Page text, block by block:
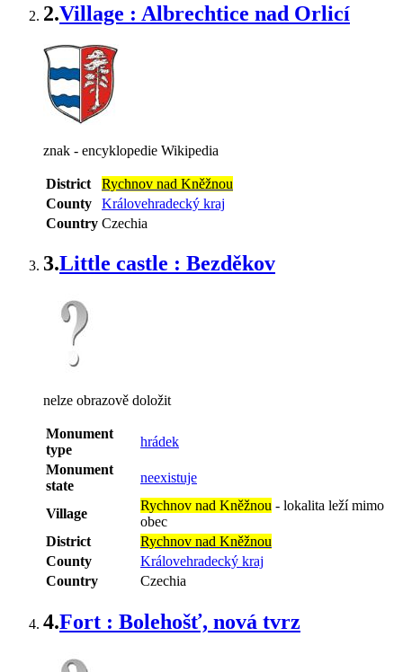
2.Village : Albrechtice nad Orlicí
znak - encyklopedie Wikipedia
District
Rychnov nad Kněžnou
County
Královehradecký kraj
Country Czechia
3.Little castle : Bezděkov
nelze obrazově doložit
Monument
type
hrádek
Monument
state
neexistuje
Village
Rychnov nad Kněžnou - lokalita leží mimo
obec
District
Rychnov nad Kněžnou
County
Královehradecký kraj
Country
Czechia
4.Fort : Bolehošť, nová tvrz